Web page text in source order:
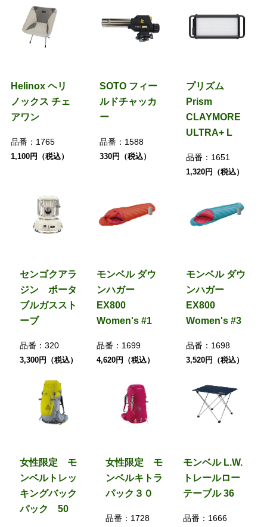
Helinox ヘリ
ノックス チェ
アワン
品番： 1765
1,100円（税込）
SOTO フィー
ルドチャッカ
ー
品番： 1588
330円（税込）
プリズム
Prism
CLAYMORE
ULTRA+ L
品番： 1651
1,320円（税込）
センゴクアラ
ジン ポータ
ブルガススト
ーブ
品番： 320
3,300円（税込）
モンベル ダウ
ンハガー
EX800
Women's #1
品番： 1699
4,620円（税込）
モンベル ダウ
ンハガー
EX800
Women's #3
品番： 1698
3,520円（税込）
女性限定 モ
ンベルトレッ
キングバック
パック 50
女性限定 モ
ンベルキトラ
パック３０
品番： 1728
モンベル L.W.
トレールロー
テーブル 36
品番： 1666